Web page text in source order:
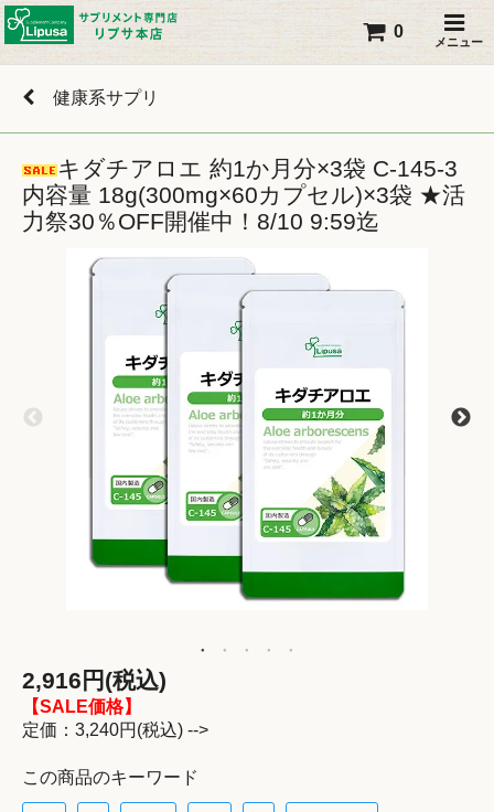
メニュー
0
健康系サプリ
キダチアロエ 約1か月分×3袋 C-145-3
内容量 18g(300mg×60カプセル)×3袋 ★活
力祭30％OFF開催中！8/10 9:59迄
2,916円(税込)
【SALE価格】
定価：3,240円(税込) -->
この商品のキーワード